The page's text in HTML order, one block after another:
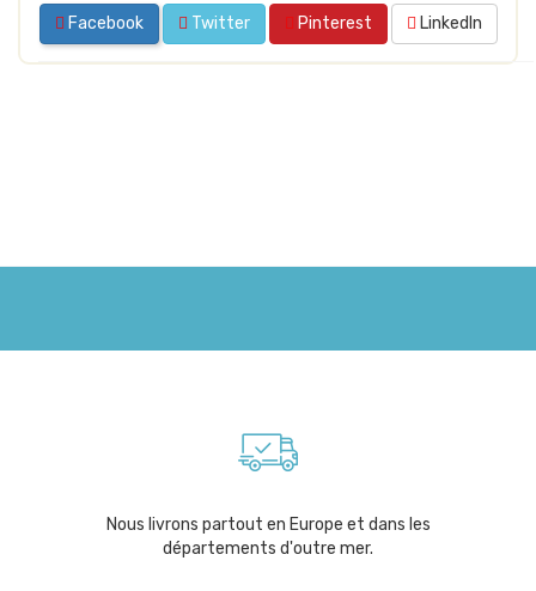
Facebook Twitter Pinterest LinkedIn
Nous livrons partout en Europe et dans les
départements d'outre mer.